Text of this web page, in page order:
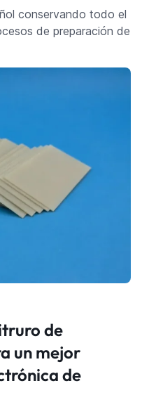
conservando todo el
de preparación de
de
un mejor
de